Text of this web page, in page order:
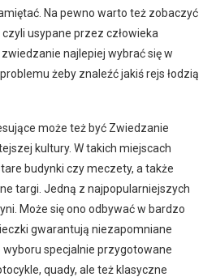
Na pewno warto też zobaczyć
usypane przez człowieka
najlepiej wybrać się w
żeby znaleźć jakiś rejs łodzią
może też być Zwiedzanie
kultury. W takich miejscach
budynki czy meczety, a także
targi. Jedną z najpopularniejszych
Może się ono odbywać w bardzo
gwarantują niezapomniane
specjalnie przygotowane
quady, ale też klasyczne